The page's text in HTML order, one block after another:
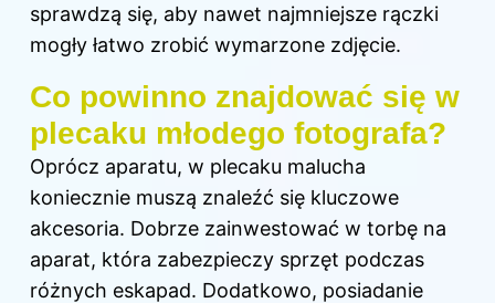
sprawdzą się, aby nawet najmniejsze rączki
mogły łatwo zrobić wymarzone zdjęcie.
Co powinno znajdować się w
plecaku młodego fotografa?
Oprócz aparatu, w plecaku malucha
koniecznie muszą znaleźć się kluczowe
akcesoria. Dobrze zainwestować w torbę na
aparat, która zabezpieczy sprzęt podczas
różnych eskapad. Dodatkowo, posiadanie